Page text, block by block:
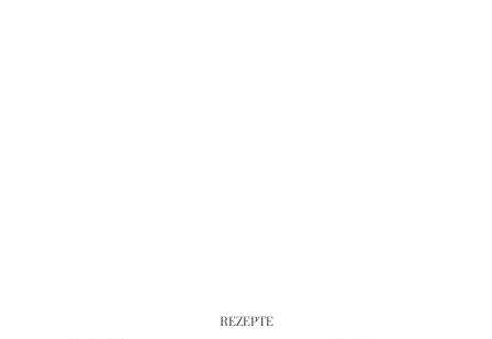
REZEPTE